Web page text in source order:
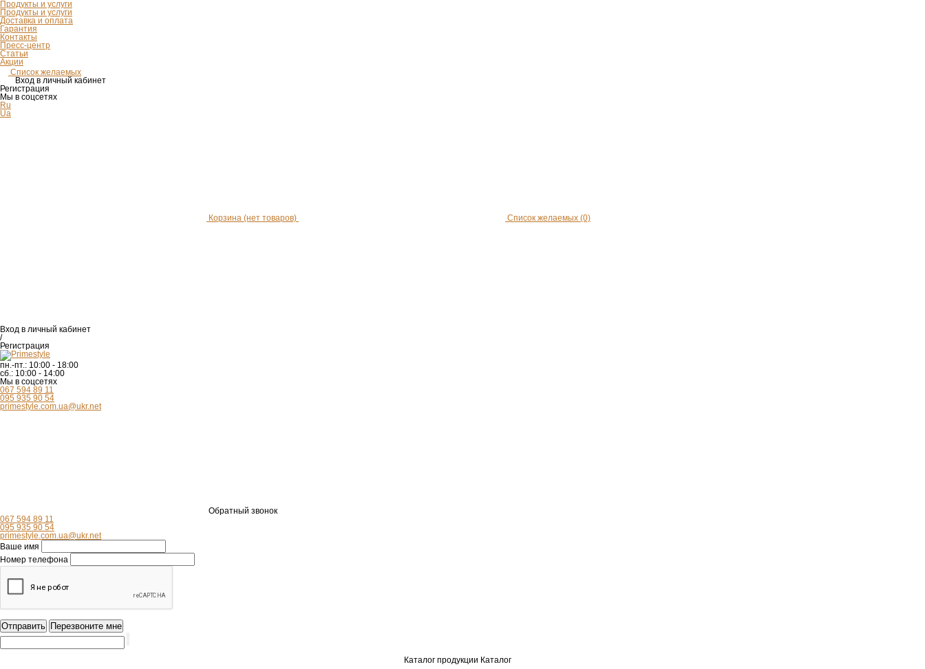
Продукты и услуги
Продукты и услуги
Доставка и оплата
Гарантия
Контакты
Пресс-центр
Статьи
Акции
Список желаемых
Вход в личный кабинет
Регистрация
Мы в соцсетях
Ru
Ua
Корзина (нет товаров) Список желаемых (0)
Вход в личный кабинет
/
Регистрация
пн.-пт.: 10:00 - 18:00
сб.: 10:00 - 14:00
Мы в соцсетях
067 594 89 11
095 935 90 54
primestyle.com.ua@ukr.net
Обратный звонок
067 594 89 11
095 935 90 54
primestyle.com.ua@ukr.net
Ваше имя
Номер телефона
Каталог продукции Каталог